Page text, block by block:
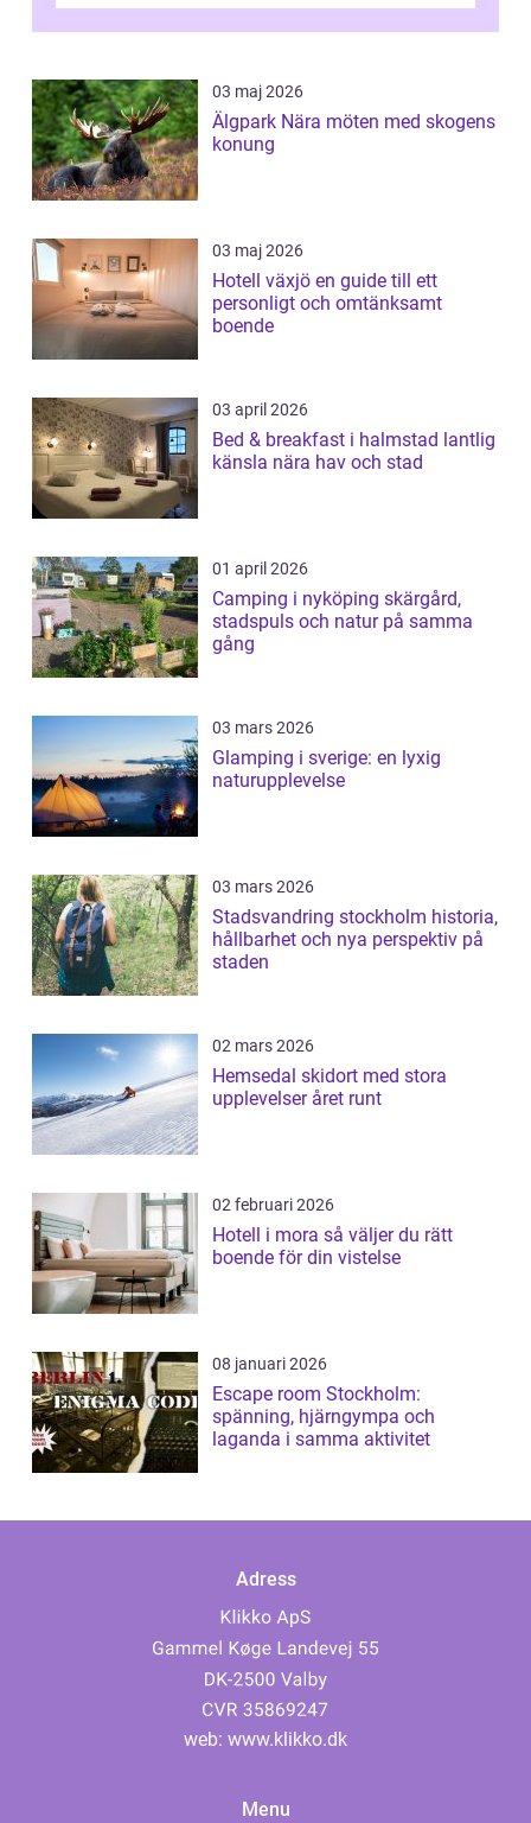
03 maj 2026
Älgpark Nära möten med skogens
konung
03 maj 2026
Hotell växjö en guide till ett
personligt och omtänksamt
boende
03 april 2026
Bed & breakfast i halmstad lantlig
känsla nära hav och stad
01 april 2026
Camping i nyköping skärgård,
stadspuls och natur på samma
gång
03 mars 2026
Glamping i sverige: en lyxig
naturupplevelse
03 mars 2026
Stadsvandring stockholm historia,
hållbarhet och nya perspektiv på
staden
02 mars 2026
Hemsedal skidort med stora
upplevelser året runt
02 februari 2026
Hotell i mora så väljer du rätt
boende för din vistelse
08 januari 2026
Escape room Stockholm:
spänning, hjärngympa och
laganda i samma aktivitet
Adress
web: www.klikko.dk
Menu